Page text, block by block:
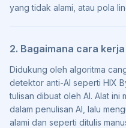
yang tidak alami, atau pola
2. Bagaimana cara
Didukung oleh algoritma
detektor anti-AI seperti HIX
tulisan dibuat oleh AI. Alat ini
dalam penulisan AI, lalu
alami dan seperti ditulis